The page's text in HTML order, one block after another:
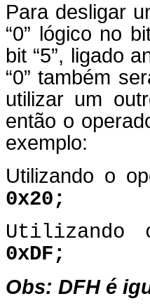
Para desligar
“0” lógico no
bit “5”, ligado
“0” também
utilizar um
então o
exemplo:
Utilizando o
0x20;
Utilizando
0xDF;
Obs: DFH é